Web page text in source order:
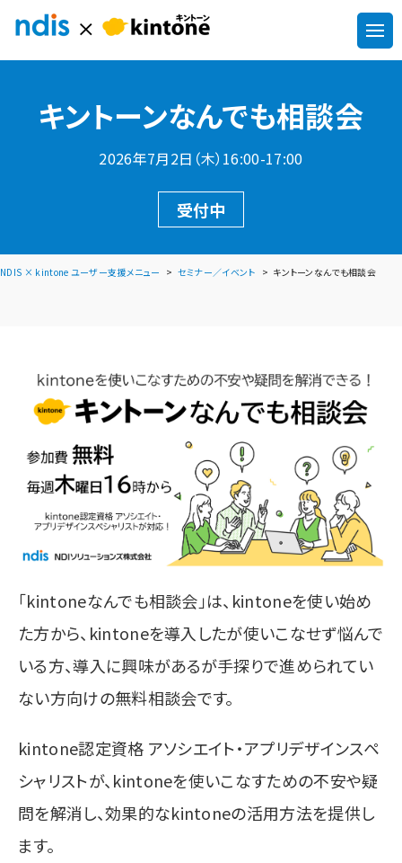
キントーンなんでも相談会
2026年7月2日（木）16:00-17:00
受付中
NDIS × kintone ユーザー支援メニュー セミナー／イベント キントーンなんでも相談会
「kintoneなんでも相談会」は、kintoneを使い始め
た方から、kintoneを導入したが使いこなせず悩んで
いる方、導入に興味があるが手探りで進められてい
ない方向けの無料相談会です。
kintone認定資格 アソシエイト・アプリデザインスペ
シャリストが、kintoneを使いこなすための不安や疑
問を解消し、効果的なkintoneの活用方法を提供し
ます。